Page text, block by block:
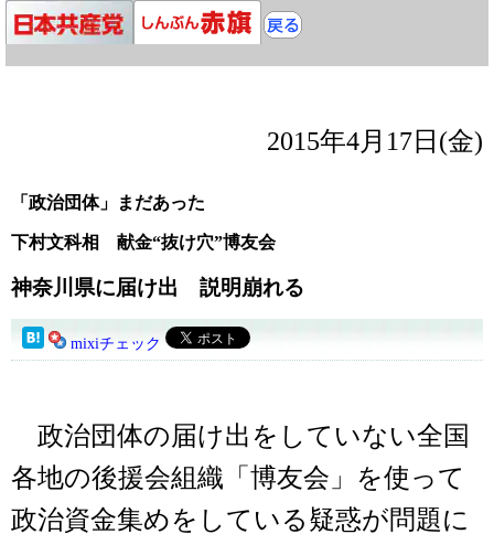
2015年4月17日(金)
「政治団体」まだあった
下村文科相 献金“抜け穴”博友会
神奈川県に届け出 説明崩れる
mixiチェック
政治団体の届け出をしていない全国
各地の後援会組織「博友会」を使って
政治資金集めをしている疑惑が問題に